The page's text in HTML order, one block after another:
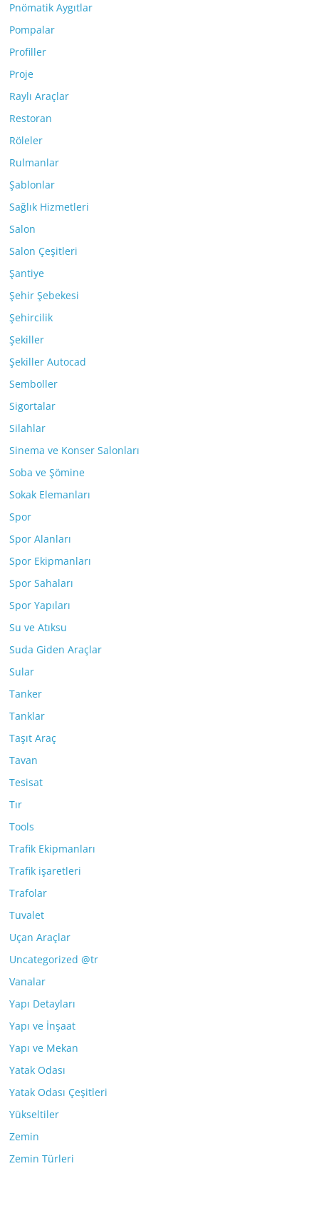
Pnömatik Aygıtlar
Pompalar
Profiller
Proje
Raylı Araçlar
Restoran
Röleler
Rulmanlar
Şablonlar
Sağlık Hizmetleri
Salon
Salon Çeşitleri
Şantiye
Şehir Şebekesi
Şehircilik
Şekiller
Şekiller Autocad
Semboller
Sigortalar
Silahlar
Sinema ve Konser Salonları
Soba ve Şömine
Sokak Elemanları
Spor
Spor Alanları
Spor Ekipmanları
Spor Sahaları
Spor Yapıları
Su ve Atıksu
Suda Giden Araçlar
Sular
Tanker
Tanklar
Taşıt Araç
Tavan
Tesisat
Tır
Tools
Trafik Ekipmanları
Trafik işaretleri
Trafolar
Tuvalet
Uçan Araçlar
Uncategorized @tr
Vanalar
Yapı Detayları
Yapı ve İnşaat
Yapı ve Mekan
Yatak Odası
Yatak Odası Çeşitleri
Yükseltiler
Zemin
Zemin Türleri